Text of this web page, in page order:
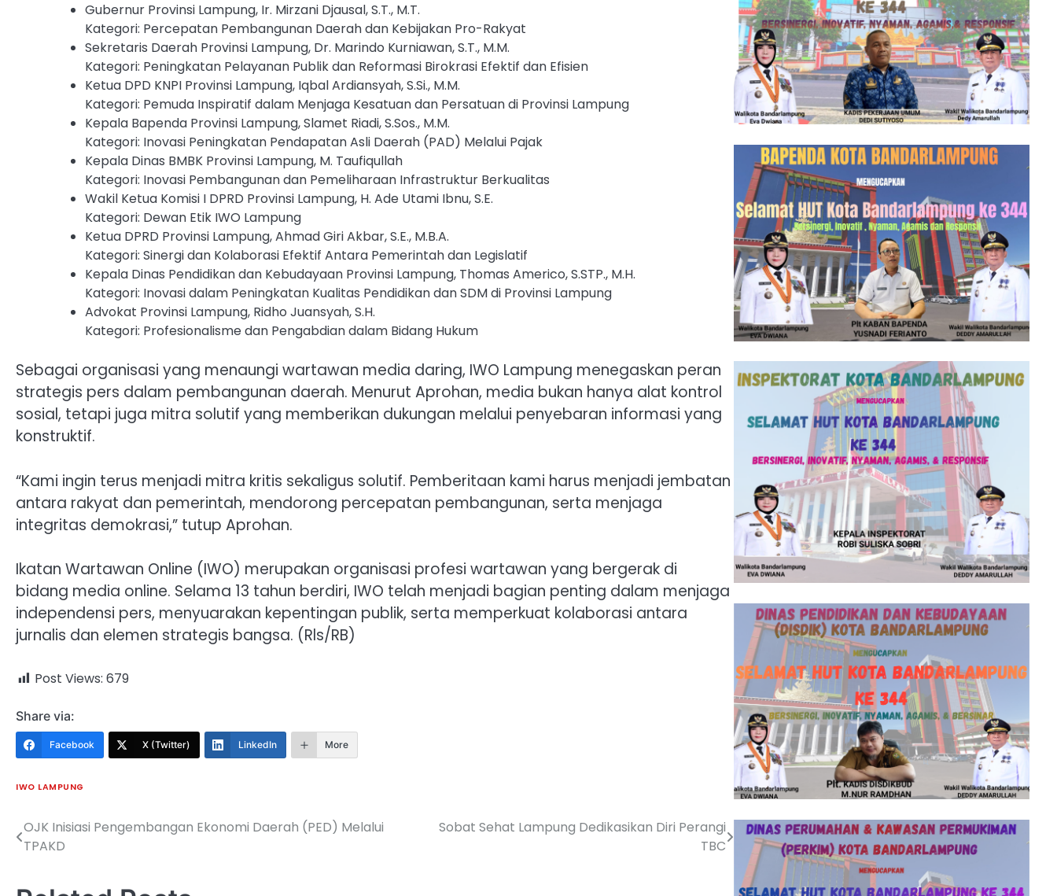
Gubernur Provinsi Lampung, Ir. Mirzani Djausal, S.T., M.T.
Kategori: Percepatan Pembangunan Daerah dan Kebijakan Pro-Rakyat
Sekretaris Daerah Provinsi Lampung, Dr. Marindo Kurniawan, S.T., M.M.
Kategori: Peningkatan Pelayanan Publik dan Reformasi Birokrasi Efektif dan Efisien
Ketua DPD KNPI Provinsi Lampung, Iqbal Ardiansyah, S.Si., M.M.
Kategori: Pemuda Inspiratif dalam Menjaga Kesatuan dan Persatuan di Provinsi Lampung
Kepala Bapenda Provinsi Lampung, Slamet Riadi, S.Sos., M.M.
Kategori: Inovasi Peningkatan Pendapatan Asli Daerah (PAD) Melalui Pajak
Kepala Dinas BMBK Provinsi Lampung, M. Taufiqullah
Kategori: Inovasi Pembangunan dan Pemeliharaan Infrastruktur Berkualitas
Wakil Ketua Komisi I DPRD Provinsi Lampung, H. Ade Utami Ibnu, S.E.
Kategori: Dewan Etik IWO Lampung
Ketua DPRD Provinsi Lampung, Ahmad Giri Akbar, S.E., M.B.A.
Kategori: Sinergi dan Kolaborasi Efektif Antara Pemerintah dan Legislatif
Kepala Dinas Pendidikan dan Kebudayaan Provinsi Lampung, Thomas Americo, S.STP., M.H.
Kategori: Inovasi dalam Peningkatan Kualitas Pendidikan dan SDM di Provinsi Lampung
Advokat Provinsi Lampung, Ridho Juansyah, S.H.
Kategori: Profesionalisme dan Pengabdian dalam Bidang Hukum
Sebagai organisasi yang menaungi wartawan media daring, IWO Lampung menegaskan peran
strategis pers dalam pembangunan daerah. Menurut Aprohan, media bukan hanya alat kontrol
sosial, tetapi juga mitra solutif yang memberikan dukungan melalui penyebaran informasi yang
konstruktif.
“Kami ingin terus menjadi mitra kritis sekaligus solutif. Pemberitaan kami harus menjadi jembatan
antara rakyat dan pemerintah, mendorong percepatan pembangunan, serta menjaga
integritas demokrasi,” tutup Aprohan.
Ikatan Wartawan Online (IWO) merupakan organisasi profesi wartawan yang bergerak di
bidang media online. Selama 13 tahun berdiri, IWO telah menjadi bagian penting dalam menjaga
independensi pers, menyuarakan kepentingan publik, serta memperkuat kolaborasi antara
jurnalis dan elemen strategis bangsa. (Rls/RB)
Post Views: 679
Share via:
Facebook X (Twitter) LinkedIn More
IWO LAMPUNG
Navigasi
OJK Inisiasi Pengembangan Ekonomi Daerah (PED) Melalui
TPAKD
Sobat Sehat Lampung Dedikasikan Diri Perangi
TBC